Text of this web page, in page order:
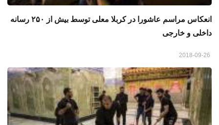
انعکاس مراسم عاشورا در کربلا معلی توسط بیش از ۲۵۰ رسانه
داخلی و خارجی